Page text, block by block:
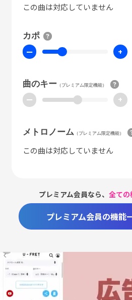
この曲は対応していません
カポ
ー +
曲のキー（プレミアム限定機能）
ー +
メトロノーム （プレミアム限定機能）
この曲は対応していません
プレミアム会員なら、全ての
プレミアム会員の機能